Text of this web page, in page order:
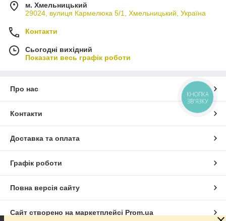
м. Хмельницький
29024, вулиця Кармелюка 5/1, Хмельницький, Україна
Контакти
Сьогодні вихідний
Показати весь графік роботи
Про нас
Контакти
Доставка та оплата
Графік роботи
Повна версія сайту
Сайт створено на маркетплейсі Prom.ua
КНОПКА
ЗВ'ЯЗКУ